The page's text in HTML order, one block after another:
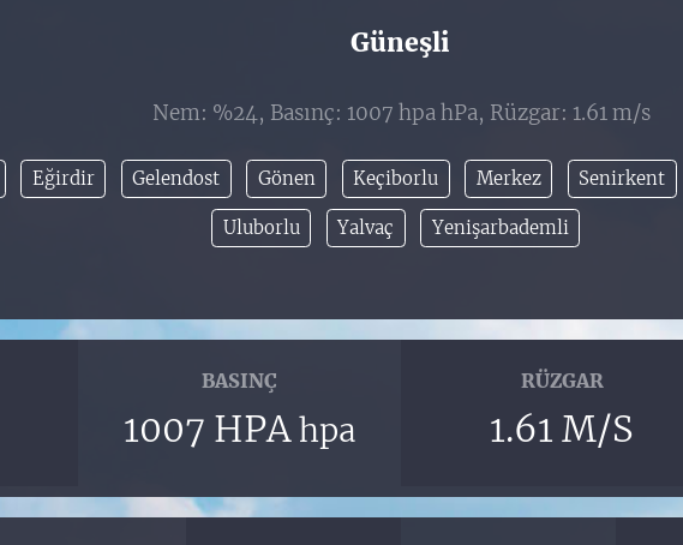
Güneşli
Nem: %24, Basınç: 1007 hpa hPa, Rüzgar: 1.61 m/s
Eğirdir Gelendost Gönen Keçiborlu Merkez Senirkent
Uluborlu Yalvaç Yenişarbademli
BASINÇ
1007 HPAhpa
RÜZGAR
1.61 M/S